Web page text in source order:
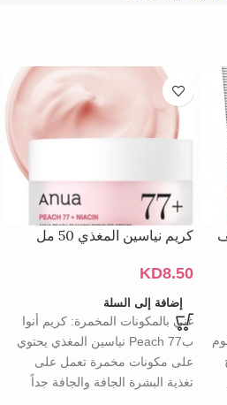
كريم نياسين المغذي 50 مل
KD8.50
إضافة إلى السلة
غني بالمكونات المخمرة: كريم أنوا
بPeach 77 نياسين المغذي يحتوي
على مكونات مخمرة تعمل على
تغذية البشرة الجافة والجافة جداً